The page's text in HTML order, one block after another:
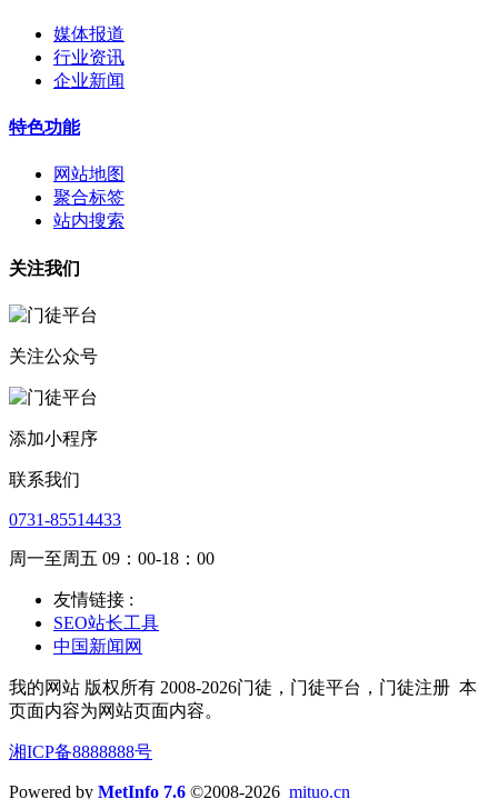
媒体报道
行业资讯
企业新闻
特色功能
网站地图
聚合标签
站内搜索
关注我们
关注公众号
添加小程序
联系我们
0731-85514433
周一至周五 09：00-18：00
友情链接 :
SEO站长工具
中国新闻网
我的网站 版权所有 2008-2026门徒，门徒平台，门徒注册 本
页面内容为网站页面内容。
湘ICP备8888888号
Powered by MetInfo 7.6 ©2008-2026 mituo.cn